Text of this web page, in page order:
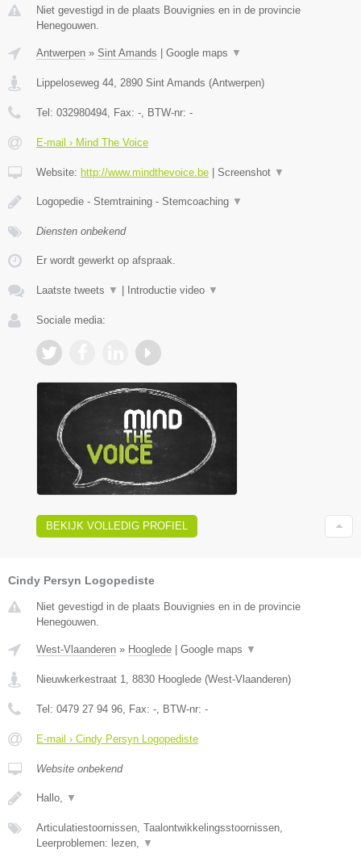
Niet gevestigd in de plaats Bouvignies en in de provincie
Henegouwen.
Antwerpen » Sint Amands Google maps ▼
Lippeloseweg 44 2890 Sint Amands (Antwerpen)
Tel: 032980494 , Fax: - , BTW-nr: -
E-mail › Mind The Voice
Website: http://www.mindthevoice.be Screenshot ▼
Logopedie - Stemtraining - Stemcoaching ▼
Diensten onbekend
Er wordt gewerkt op afspraak.
Laatste tweets ▼ Introductie video ▼
Sociale media:
BEKIJK VOLLEDIG PROFIEL
Cindy Persyn Logopediste
Niet gevestigd in de plaats Bouvignies en in de provincie
Henegouwen.
West-Vlaanderen » Hooglede Google maps ▼
Nieuwkerkestraat 1 8830 Hooglede (West-Vlaanderen)
Tel: 0479 27 94 96 , Fax: - , BTW-nr: -
E-mail › Cindy Persyn Logopediste
Website onbekend
Hallo, ▼
Articulatiestoornissen, Taalontwikkelingsstoornissen,
Leerproblemen: lezen,
▼